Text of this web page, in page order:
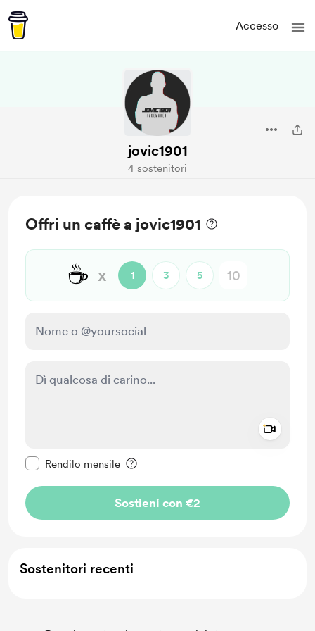
Accesso
jovic1901
4 sostenitori
Offri un caffè a jovic1901
☕ x 1 3 5
Rendilo mensile
Sostieni con €2
Sostenitori recenti